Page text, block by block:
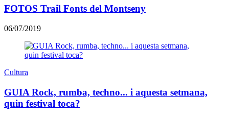
FOTOS Trail Fonts del Montseny
06/07/2019
Cultura
GUIA Rock, rumba, techno... i aquesta setmana,
quin festival toca?